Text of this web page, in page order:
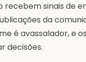
sinais de
da
é avassalador, e
decisões.